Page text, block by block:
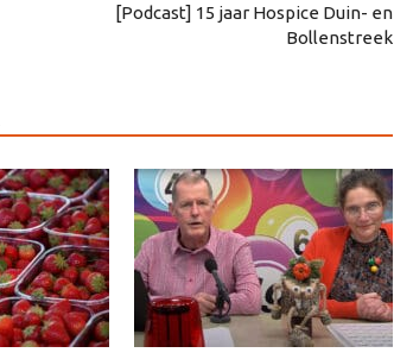
[Podcast] 15 jaar Hospice Duin- en
Bollenstreek